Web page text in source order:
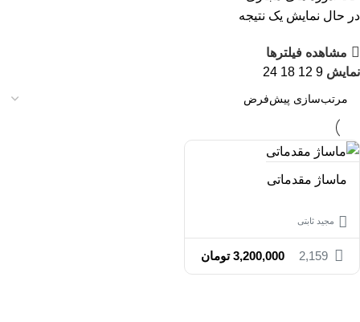
در حال نمایش یک نتیجه
مشاهده فیلترها
نمایش 9
12
18
24
ماساژ مقدماتی
مجید ثابتی
2,159
3,200,000 تومان